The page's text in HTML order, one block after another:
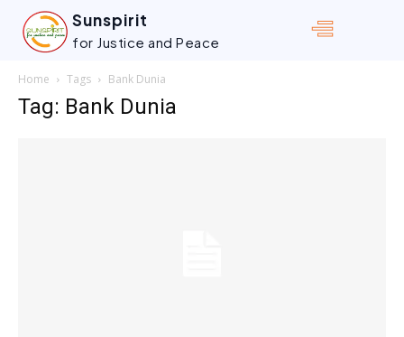
Sunspirit
for Justice and Peace
Home Tags Bank Dunia
Tag: Bank Dunia